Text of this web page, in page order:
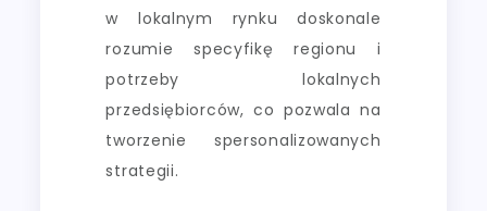
w lokalnym rynku doskonale
rozumie specyfikę regionu i
potrzeby lokalnych
przedsiębiorców, co pozwala na
tworzenie spersonalizowanych
strategii.